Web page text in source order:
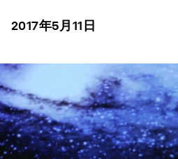
2017年5月11日